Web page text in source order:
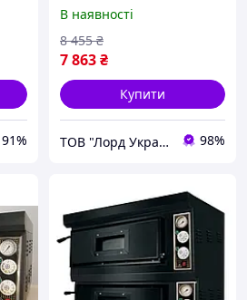
91%
В наявності
7 863₴
8 455 ₴
Купити
ТОВ "Лорд Україна" 98%